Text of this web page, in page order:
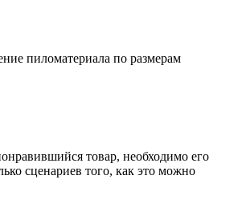
пиломатериала по размерам
товар, необходимо его
сценариев того, как это можно